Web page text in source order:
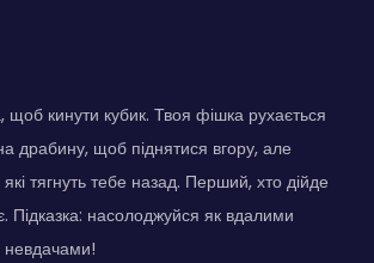
щоб кинути кубик. Твоя фішка рухається
драбину, щоб піднятися вгору, але
які тягнуть тебе назад. Перший, хто дійде
Підказка: насолоджуйся як вдалими
невдачами!